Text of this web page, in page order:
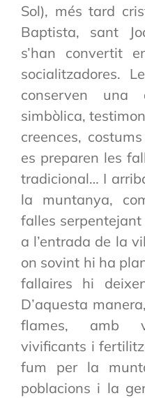
Sol), més tard
Baptista, sant
s’han convertit
socialitzadores.
conserven una
simbòlica,
creences,
es preparen les
tradicional… I
la muntanya,
falles
a l’entrada de la
on sovint hi ha
fallaires hi
D’aquesta
flames, amb
vivificants i
fum per la
poblacions i la